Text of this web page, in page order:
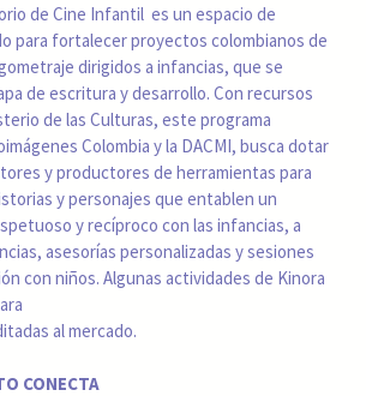
de Cine Infantil es un espacio de
para fortalecer proyectos colombianos de
dirigidos a infancias, que se
de escritura y desarrollo. Con recursos
de las Culturas, este programa
Colombia y la DACMI, busca dotar
y productores de herramientas para
y personajes que entablen un
y recíproco con las infancias, a
asesorías personalizadas y sesiones
con niños. Algunas actividades de Kinora
al mercado.
CONECTA